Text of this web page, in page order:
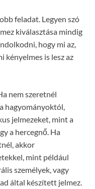
feladat. Legyen szó
kiválasztása mindig
hogy mi az,
kényelmes is lesz az
nem szeretnél
hagyományoktól,
jelmezeket, mint a
a hercegnő. Ha
akkor
mint például
személyek, vagy
által készített jelmez.